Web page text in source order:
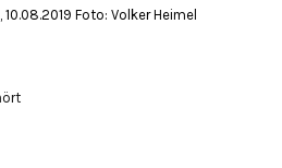
10.08.2019 Foto: Volker Heimel